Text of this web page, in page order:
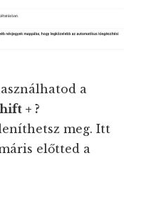
a
+ ?
meg. Itt
előtted a